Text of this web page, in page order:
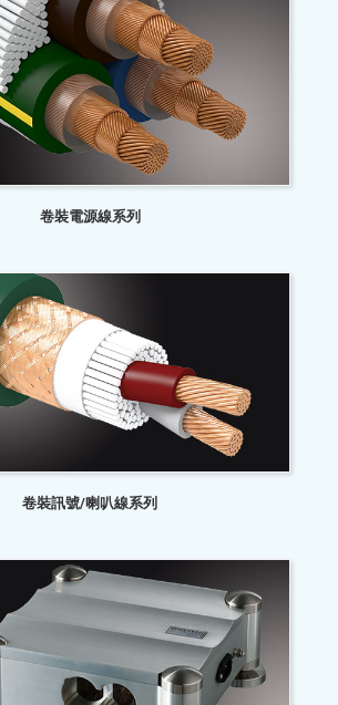
卷裝電源線系列
卷裝訊號/喇叭線系列